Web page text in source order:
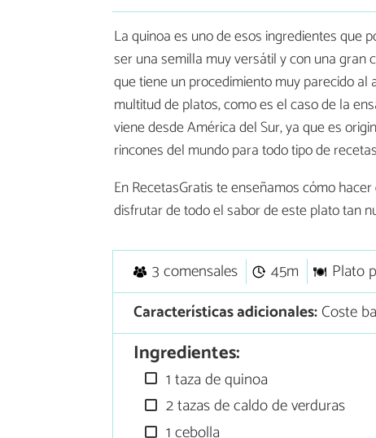
La quinoa es uno de esos ingredientes que
ser una semilla muy versátil y con una gran
que tiene un procedimiento muy parecido
multitud de platos, como es el caso de la
viene desde América del Sur, ya que es
rincones del mundo para todo tipo de
En RecetasGratis te enseñamos cómo hacer
disfrutar de todo el sabor de este plato tan
3 comensales 45m Plato
Características adicionales:Coste
Ingredientes:
1 taza de quinoa
2 tazas de caldo de verduras
1 cebolla